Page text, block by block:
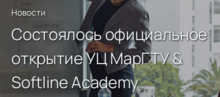
Новости
Состоялось официальное
открытие УЦ МарГТУ &
Softline Academy